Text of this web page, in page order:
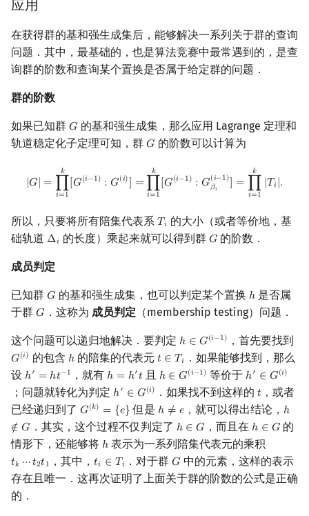
应用
在获得群的基和强生成集后，能够解决一系列关于群的查询
问题．其中，最基础的，也是算法竞赛中最常遇到的，是查
询群的阶数和查询某个置换是否属于给定群的问题．
群的阶数
如果已知群 𝐺
G 的基和强生成集，那么应用 Lagrange 定理和
轨道稳定化子定理可知，群 𝐺
G 的阶数可以计算为
|𝐺| =
𝑘
∏
𝑖=1
[𝐺(𝑖−1) : 𝐺(𝑖)] =
𝑘
∏
𝑖=1
[𝐺(𝑖−1) : 𝐺(𝑖−1)
𝛽𝑖 ] =
𝑘
∏
𝑖=1
|𝑇𝑖|.
i=1k (i 1 )] =1k[ i− ): i− 1) =1k
所以，只要将所有陪集代表系 𝑇𝑖
Ti 的大小（或者等价地，基
础轨道 Δ𝑖
Δi 的长度）乘起来就可以得到群 𝐺
G 的阶数．
成员判定
已知群 𝐺
G 的基和强生成集，也可以判定某个置换 ℎ
h是否属
于群 𝐺
G ．这称为 成员判定 （membership testing）问题．
这个问题可以递归地解决．要判定 ℎ ∈ 𝐺(𝑖−1)
h ∈G(i−1) ，首先要找到
𝐺(𝑖)
G(i) 的包含 ℎ
h的陪集的代表元 𝑡 ∈ 𝑇𝑖
t ∈Ti
．如果能够找到，那么
设 ℎ′ = ℎ𝑡−1
h′ ht −1 ，就有 ℎ = ℎ′𝑡
h =h t 且 ℎ ∈ 𝐺(𝑖−1)
h∈G(i−1) 等价于 ℎ′ ∈ 𝐺(𝑖)
h′ ∈G(i)
；问题就转化为判定 ℎ′ ∈ 𝐺(𝑖)
h′ ∈G(i) ．如果找不到这样的𝑡
t ，或者
已经递归到了 𝐺(𝑘) = {𝑒}
G(k) ={e } 但是 ℎ ≠ 𝑒
h ≠e ，就可以得出结论， ℎ
∉ 𝐺
h
．其实，这个过程不仅判定了 ℎ ∈ 𝐺
h∈G ，而且在 ℎ ∈ 𝐺
h ∈G
的
情形下，还能够将 ℎ
h 表示为一系列陪集代表元的乘积
𝑡𝑘 ⋯𝑡2𝑡1
tk ⋯t2t1 ，其中，𝑡𝑖 ∈ 𝑇𝑖
ti ∈Ti ．对于群𝐺
G 中的元素，这样的表示
存在且唯一．这再次证明了上面关于群的阶数的公式是正确
的．